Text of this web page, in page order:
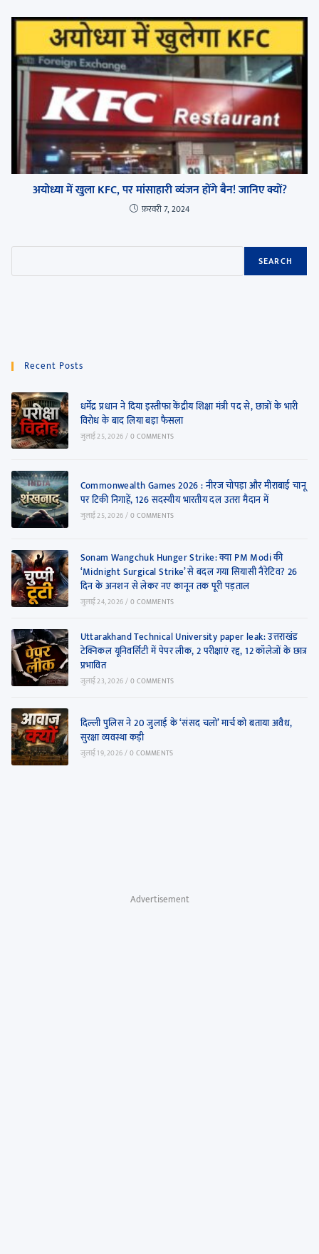
अयोध्या में खुला KFC, पर मांसाहारी व्यंजन होंगे बैन! जानिए क्यों?
फ़रवरी 7, 2024
SEARCH
Recent Posts
धर्मेंद्र प्रधान ने दिया इस्तीफा केंद्रीय शिक्षा मंत्री पद से, छात्रों के भारी
विरोध के बाद लिया बड़ा फैसला
जुलाई 25, 2026/0 COMMENTS
Commonwealth Games 2026 : नीरज चोपड़ा और मीराबाई चानू
पर टिकी निगाहें, 126 सदस्यीय भारतीय दल उतरा मैदान में
जुलाई 25, 2026/0 COMMENTS
Sonam Wangchuk Hunger Strike: क्या PM Modi की
‘Midnight Surgical Strike’ से बदल गया सियासी नैरेटिव? 26
दिन के अनशन से लेकर नए कानून तक पूरी पड़ताल
जुलाई 24, 2026/0 COMMENTS
Uttarakhand Technical University paper leak: उत्तराखंड
टेक्निकल यूनिवर्सिटी में पेपर लीक, 2 परीक्षाएं रद्द, 12 कॉलेजों के छात्र
प्रभावित
जुलाई 23, 2026/0 COMMENTS
दिल्ली पुलिस ने 20 जुलाई के ‘संसद चलो’ मार्च को बताया अवैध,
सुरक्षा व्यवस्था कड़ी
जुलाई 19, 2026/0 COMMENTS
Advertisement